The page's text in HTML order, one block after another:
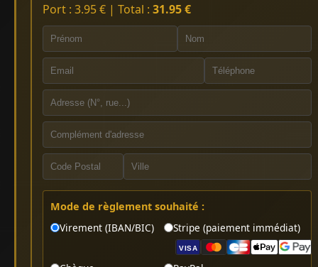
Port : 3.95 € | Total : 31.95 €
Mode de règlement souhaité :
Virement (IBAN/BIC)
Stripe (paiement immédiat)
VISA